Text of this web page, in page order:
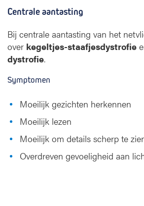
Centrale aantasting
Bij centrale aantasting van het
over kegeltjes-staafjesdystrofie
dystrofie.
Symptomen
Moeilijk gezichten herkennen
Moeilijk lezen
Moeilijk om details scherp te
Overdreven gevoeligheid aan